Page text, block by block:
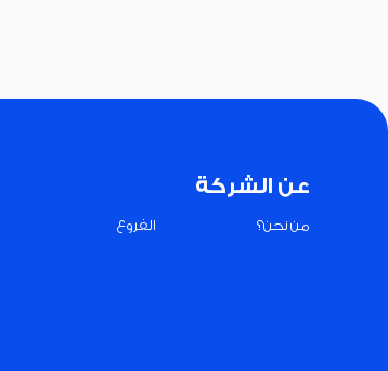
عن الشركة
من نحن؟ الفروع